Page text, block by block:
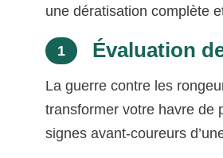
une dératisation complète
1 Évaluation
La guerre contre les
transformer votre havre de
signes avant-coureurs